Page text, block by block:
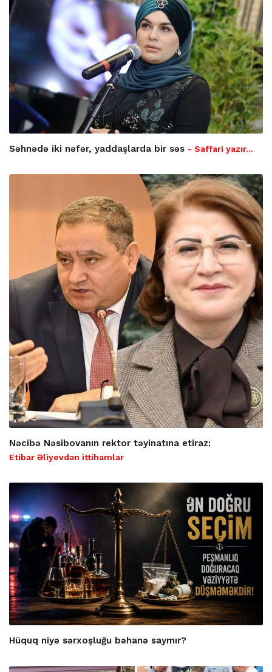
Səhnədə iki nəfər, yaddaşlarda bir səs - Saffari yazır…
Nəcibə Nəsibovanın rektor təyinatına etiraz:
Etibar Əliyevdən ittihamlar
Hüquq niyə sərxoşluğu bəhanə saymır?